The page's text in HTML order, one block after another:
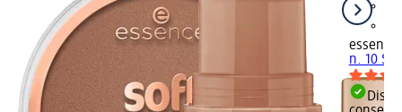
essence
n. 10